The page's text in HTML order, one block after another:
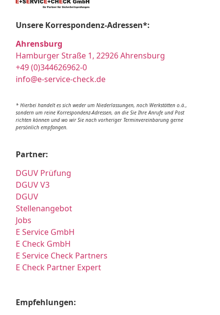
Unsere Korrespondenz-Adressen*:
Ahrensburg
Hamburger Straße 1, 22926 Ahrensburg
+49 (0)344626962-0
info@e-service-check.de
* Hierbei handelt es sich weder um Niederlassungen, noch Werkstätten o.ä.,
sondern um reine Korrespondenz-Adressen, an die Sie Ihre Anrufe und Post
richten können und wo wir Sie nach vorheriger Terminvereinbarung gerne
persönlich empfangen.
Partner:
DGUV Prüfung
DGUV V3
DGUV
Stellenangebot
Jobs
E Service GmbH
E Check GmbH
E Service Check Partners
E Check Partner Expert
Empfehlungen: